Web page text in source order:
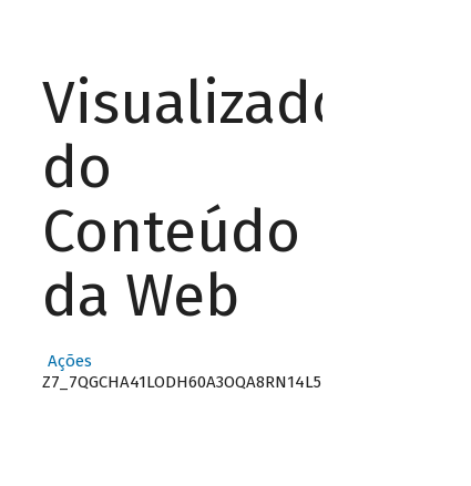
Visualizador
do
Conteúdo
da Web
Ações
Z7_7QGCHA41LODH60A3OQA8RN14L5